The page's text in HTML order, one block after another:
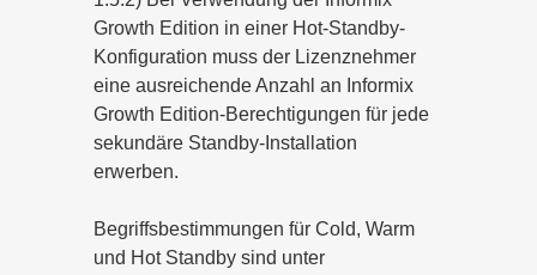
Growth Edition in einer Hot-Standby-
Konfiguration muss der Lizenznehmer
eine ausreichende Anzahl an Informix
Growth Edition-Berechtigungen für jede
sekundäre Standby-Installation
erwerben.
Begriffsbestimmungen für Cold, Warm
und Hot Standby sind unter